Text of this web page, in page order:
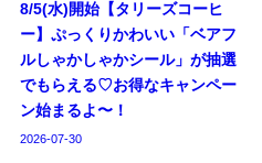
8/5(水)開始【タリーズコーヒ
ー】ぷっくりかわいい「ベアフ
ルしゃかしゃかシール」が抽選
でもらえる♡お得なキャンペー
ン始まるよ〜！
2026-07-30